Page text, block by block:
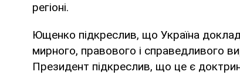
регіоні.
Ющенко підкреслив, що Україна
мирного, правового і справедливого
Президент підкреслив, що це є